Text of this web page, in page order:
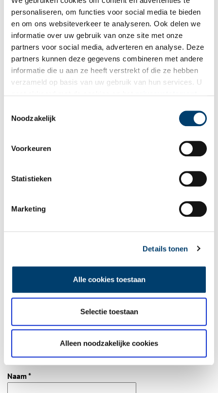
personaliseren, om functies voor social media te bieden
en om ons websiteverkeer te analyseren. Ook delen we
informatie over uw gebruik van onze site met onze
partners voor social media, adverteren en analyse. Deze
partners kunnen deze gegevens combineren met andere
informatie die u aan ze heeft verstrekt of die ze hebben
verzameld op basis van uw gebruik van hun services. U
Noodzakelijk
Voorkeuren
Statistieken
Marketing
Details tonen
Alle cookies toestaan
Selectie toestaan
Alleen noodzakelijke cookies
dat meer dan voldoende.”
Auteur:Jan Kruidhof
Bron: Noord-Hollands Archief
Weet u hoe het leven van Alice verder is verlopen? Mail dan naar
info@noord-hollandsarchief.nl
Ontvang de nieuwsbrief
laatste erfgoednieuws? Schrijf u dan nu in voor onze
Aanvullingen
Vul deze informatie aan of geef een reactie.
Vereiste velden zijn gemarkeerd met *. Het e-mailadres wordt niet
gepubliceerd.
Naam *